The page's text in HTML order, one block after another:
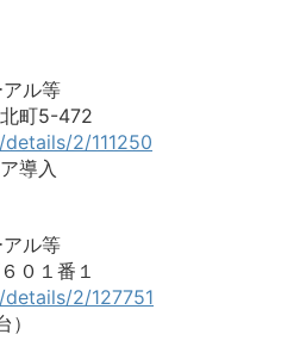
ル等
町5-472
2/111250
導入
ル等
０１番１
2/127751